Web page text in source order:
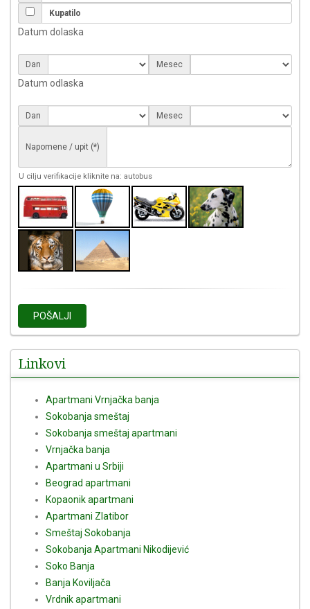
Kupatilo
Datum dolaska
Dan Mesec
Datum odlaska
Dan Mesec
Napomene / upit (*)
U cilju verifikacije kliknite na: autobus
POŠALJI
Linkovi
Apartmani Vrnjačka banja
Sokobanja smeštaj
Sokobanja smeštaj apartmani
Vrnjačka banja
Apartmani u Srbiji
Beograd apartmani
Kopaonik apartmani
Apartmani Zlatibor
Smeštaj Sokobanja
Sokobanja Apartmani Nikodijević
Soko Banja
Banja Koviljača
Vrdnik apartmani